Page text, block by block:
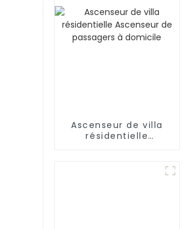
Ascenseur de villa
résidentielle